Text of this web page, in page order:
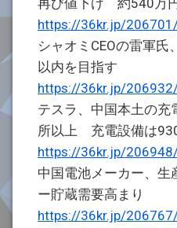
再び値下げ 約540万
https://36kr.jp/
シャオミCEOの雷軍氏
以内を目指す
https://36kr.jp/
テスラ、中国本土の充
所以上 充電設備は
https://36kr.jp/
中国電池メーカー、
ー貯蔵需要高まり
https://36kr.jp/